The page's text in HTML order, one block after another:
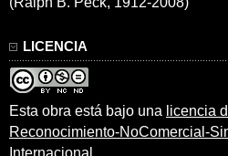
LICENCIA
Esta obra está bajo una licencia
Reconocimiento-NoComercial-
Internacional